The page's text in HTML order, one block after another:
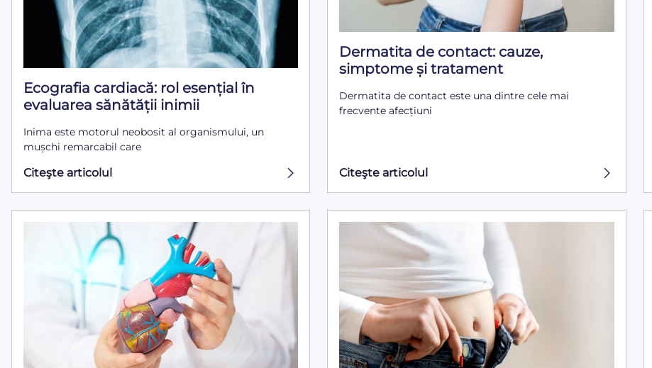
Ecografia cardiacă: rol esențial în
evaluarea sănătății inimii
Inima este motorul neobosit al organismului, un
mușchi remarcabil care
Citeşte articolul
Dermatita de contact: cauze,
simptome și tratament
Dermatita de contact este una dintre cele mai
frecvente afecțiuni
Citeşte articolul